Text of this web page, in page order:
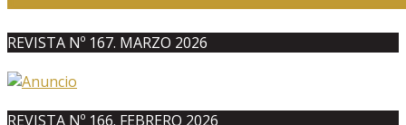
REVISTA Nº 167. MARZO 2026
REVISTA Nº 166. FEBRERO 2026